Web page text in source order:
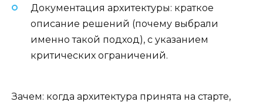
Документация архитектуры: краткое
описание решений (почему выбрали
именно такой подход), с указанием
критических ограничений.
Зачем: когда архитектура принята на старте,